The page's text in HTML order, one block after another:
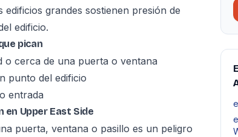
grandes sostienen presión de
edificio.
pican
o cerca de una puerta o ventana
punto del edificio
entrada
Upper East Side
puerta, ventana o pasillo es un peligro